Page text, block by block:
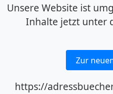
Unsere Website ist
Inhalte jetzt unter
Zur
https://